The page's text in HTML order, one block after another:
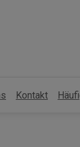
Kontakt